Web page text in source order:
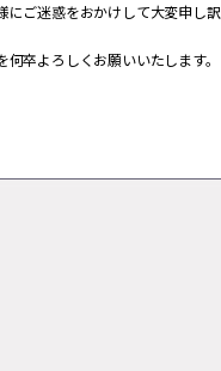
ご迷惑をおかけして大変申し訳
卒よろしくお願いいたします。